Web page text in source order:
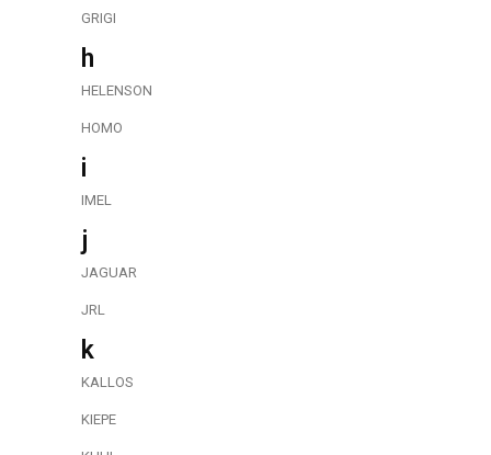
GRIGI
h
HELENSON
HOMO
i
IMEL
j
JAGUAR
JRL
k
KALLOS
KIEPE